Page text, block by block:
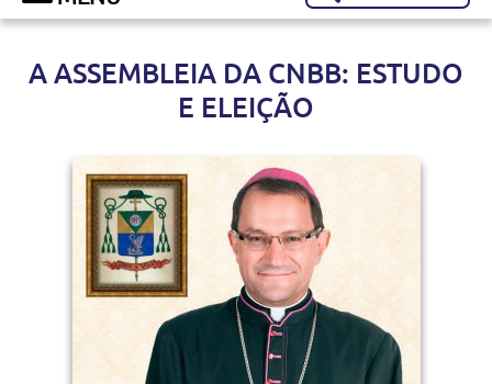
A ASSEMBLEIA DA CNBB: ESTUDO
E ELEIÇÃO